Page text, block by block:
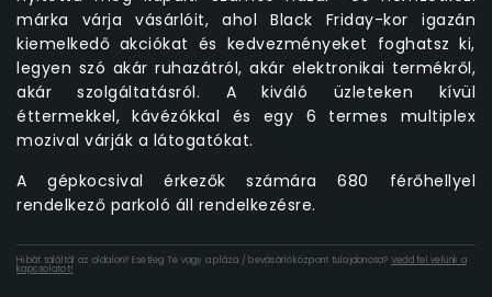
márka várja vásárlóit, ahol Black Friday-kor igazán
kiemelkedő akciókat és kedvezményeket foghatsz ki,
legyen szó akár ruhazátról, akár elektronikai termékről,
akár szolgáltatásról. A kiváló üzleteken kívül
éttermekkel, kávézókkal és egy 6 termes multiplex
mozival várják a látogatókat.
A gépkocsival érkezők számára 680 férőhellyel
rendelkező parkoló áll rendelkezésre.
Hibát találtál az oldalon? Esetleg Te vagy a pláza / bevásárlóközpont tulajdonosa? Vedd fel velünk a
kapcsolatot!